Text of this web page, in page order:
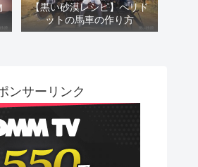
【黒い砂漠レシピ】ペリド
ットの馬車の作り方
ンサーリンク